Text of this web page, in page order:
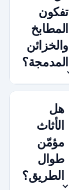
تفكون
المطابخ
والخزائن
المدمجة؟
هل
الأثاث
مؤمّن
طوال
الطريق؟